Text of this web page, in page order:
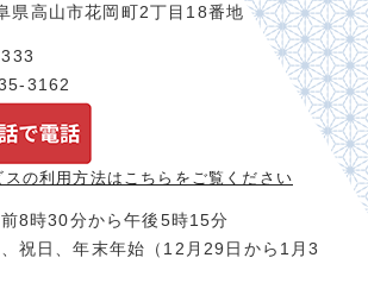
県高山市花岡町2丁目18番地
3162
の利用方法は こちらをご覧ください
8時30分から午後5時15分
祝日、年末年始（12月29日から1月3